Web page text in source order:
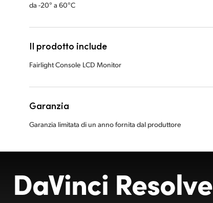
da -20° a 60°C
Il prodotto include
Fairlight Console LCD Monitor
Garanzia
Garanzia limitata di un anno fornita dal produttore
DaVinci Resolve